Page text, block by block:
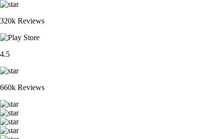
320k Reviews
4.5
660k Reviews